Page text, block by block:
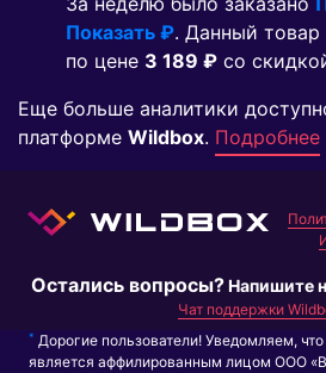
Показать ₽. Данный товар
по цене 3 189 ₽ co
Еще больше аналитики
платформе Wildbox. Подробнее
Остались вопросы?Напишите
Чат поддержки
* Дорогие пользователи! Уведомляем,
является аффилированным лицом ООО